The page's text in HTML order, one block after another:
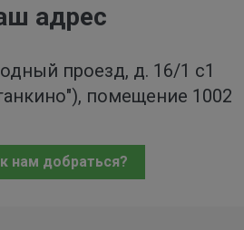
адрес
проезд, д. 16/1 с1
помещение 1002
нам добраться?